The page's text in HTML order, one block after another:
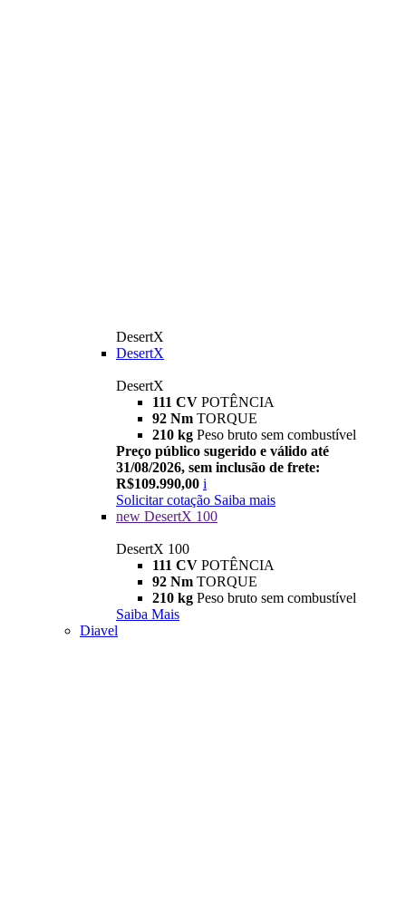
DesertX
DesertX
DesertX
111 CV POTÊNCIA
92 Nm TORQUE
210 kg Peso bruto sem combustível
Preço público sugerido e válido até
31/08/2026, sem inclusão de frete:
R$109.990,00 i
Solicitar cotação Saiba mais
new DesertX 100
DesertX 100
111 CV POTÊNCIA
92 Nm TORQUE
210 kg Peso bruto sem combustível
Saiba Mais
Diavel